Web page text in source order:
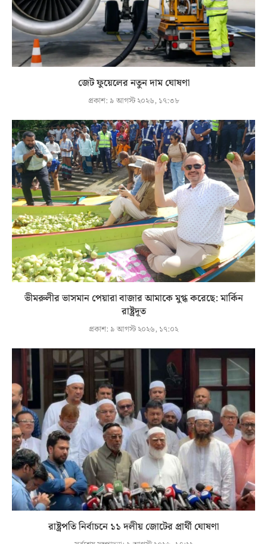
জেট ফুয়েলের নতুন দাম ঘোষণা
প্রকাশ: ৯ আগস্ট ২০২৬, ১৭:৩৮
ভীমরুলীর ভাসমান পেয়ারা বাজার আমাকে মুগ্ধ করেছে: মার্কিন
রাষ্ট্রদূত
প্রকাশ: ৯ আগস্ট ২০২৬, ১৭:০২
রাষ্ট্রপতি নির্বাচনে ১১ দলীয় জোটের প্রার্থী ঘোষণা